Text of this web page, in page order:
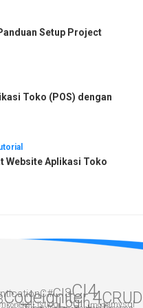
Setup Project
Toko (POS) dengan
Website Aplikasi Toko
C#CI3CI4
Codeigniter 4CRUD
koneksiListlogLoginmodelmysql